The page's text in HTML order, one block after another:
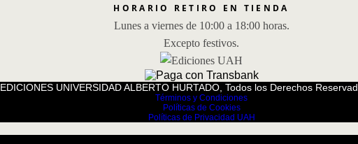
HORARIO RETIRO EN TIENDA
Lunes a viernes de 10:00 a 18:00 horas.
Excepto festivos.
EDICIONES UNIVERSIDAD ALBERTO HURTADO, Todos los Derechos
Términos y Condiciones
Políticas de Cookies
Políticas de Privacidad UAH